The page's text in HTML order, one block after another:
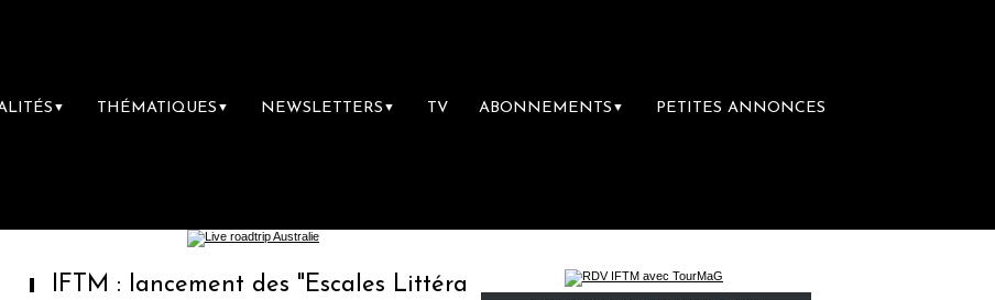
▼ THÉMATIQUES ▼ NEWSLETTERS ▼ TV ABONNEMENTS ▼ PETITES ANNONCES
: lancement des "Escales Littéraires", la première librairie du voyage